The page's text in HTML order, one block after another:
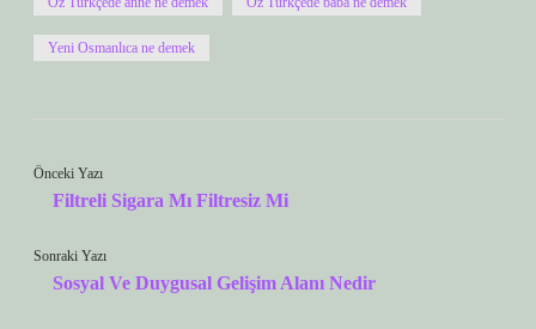
Yeni Osmanlıca ne demek
Önceki Yazı
Filtreli Sigara Mı Filtresiz Mi
Sonraki Yazı
Sosyal Ve Duygusal Gelişim Alanı Nedir